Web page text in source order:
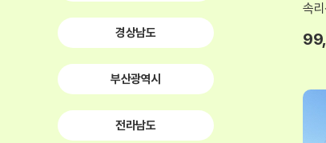
경상남도
부산광역시
전라남도
속